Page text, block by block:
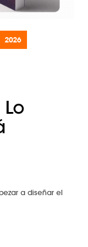
2026
a diseñar el